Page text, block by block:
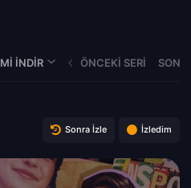
İNDIR ÖNCEKI SERI
Sonra İzle İzledim